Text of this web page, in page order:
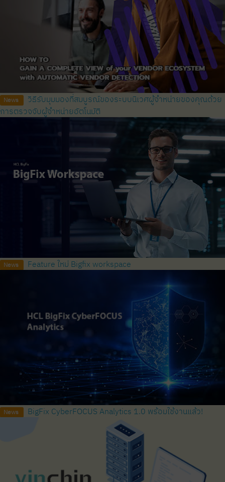
News
วิธีรับมุมมองที่สมบูรณ์ของระบบนิเวศผู้จำหน่ายของคุณด้วย
การตรวจจับผู้จำหน่ายอัตโนมัติ
News Feature ใหม่ Bigfix workspace
News BigFix CyberFOCUS Analytics 1.0 พร้อมใช้งานแล้ว!